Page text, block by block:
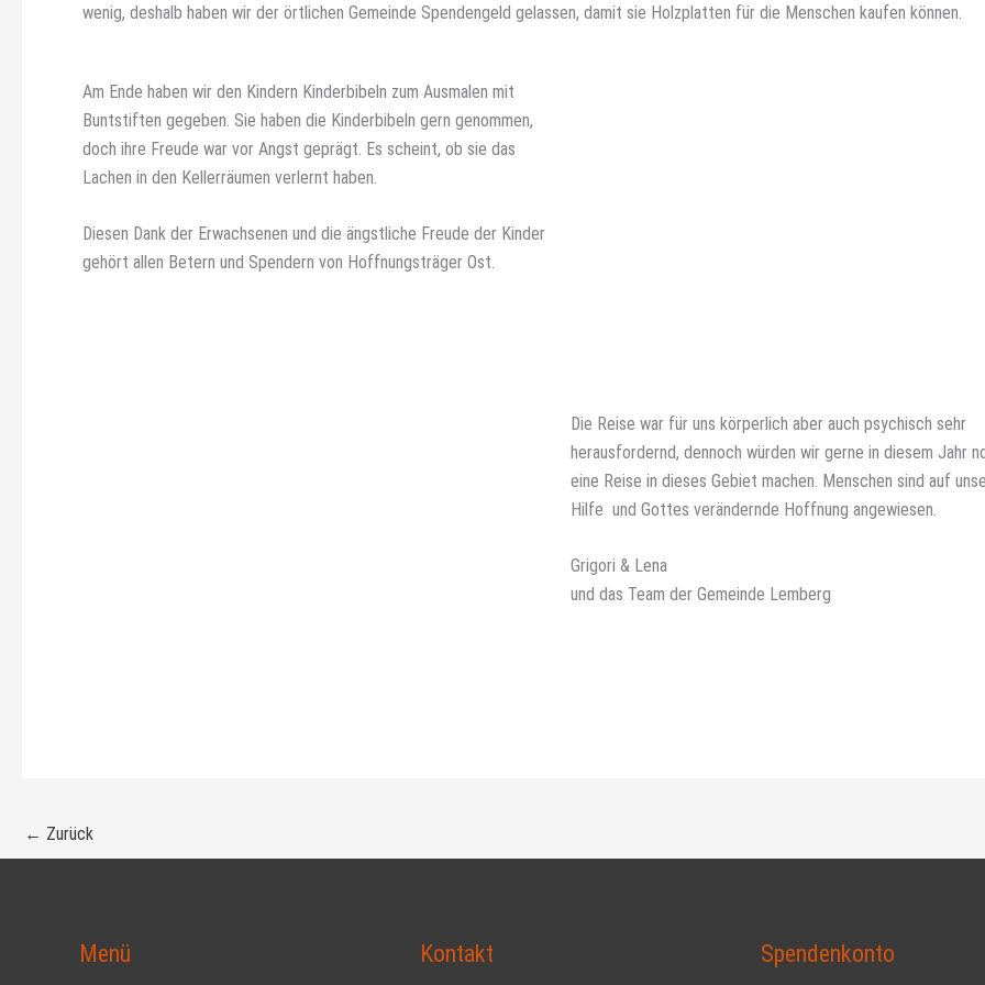
wenig, deshalb haben wir der örtlichen Gemeinde Spendengeld gelassen, damit sie Holzplatten für die Menschen kaufen können.
Am Ende haben wir den Kindern Kinderbibeln zum Ausmalen mit
Buntstiften gegeben. Sie haben die Kinderbibeln gern genommen,
doch ihre Freude war vor Angst geprägt. Es scheint, ob sie das
Lachen in den Kellerräumen verlernt haben.
Diesen Dank der Erwachsenen und die ängstliche Freude der Kinder
gehört allen Betern und Spendern von Hoffnungsträger Ost.
Die Reise war für uns körperlich aber auch psychisch sehr
herausfordernd, dennoch würden wir gerne in diesem Jahr
eine Reise in dieses Gebiet machen. Menschen sind auf
Hilfe und Gottes verändernde Hoffnung angewiesen.
Grigori & Lena
und das Team der Gemeinde Lemberg
← Zurück
Menü Kontakt Spendenkonto